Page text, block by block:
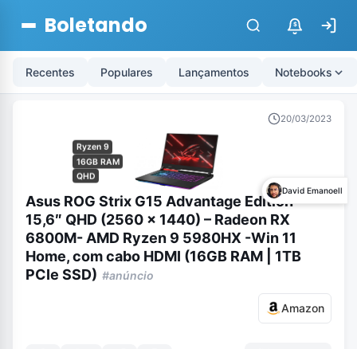
Boletando $
Recentes Populares Lançamentos Notebooks
20/03/2023
Ryzen 9
16GB RAM
QHD
David Emanoell
Asus ROG Strix G15 Advantage Edition –
15,6″ QHD (2560 x 1440) – Radeon RX
6800M- AMD Ryzen 9 5980HX -Win 11
Home, com cabo HDMI (16GB RAM | 1TB
PCIe SSD) #anúncio
Amazon